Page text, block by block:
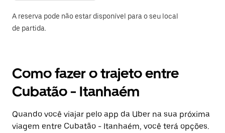
A reserva pode não estar disponível para o seu local
de partida.
Como fazer o trajeto entre
Cubatão - Itanhaém
Quando você viajar pelo app da Uber na sua próxima
viagem entre Cubatão - Itanhaém, você terá opções.